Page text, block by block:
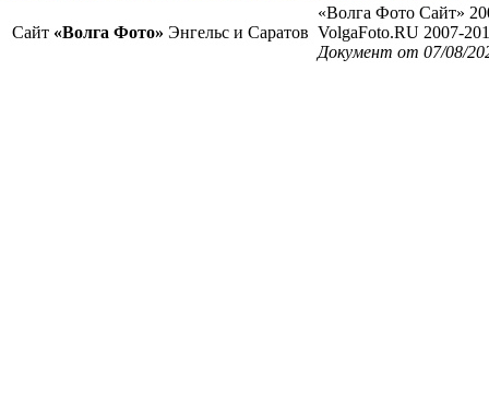
Сайт «Волга Фото» Энгельс и Саратов
«Волга Фото Сайт»
VolgaFoto.RU 2007-
Документ от 07/08/